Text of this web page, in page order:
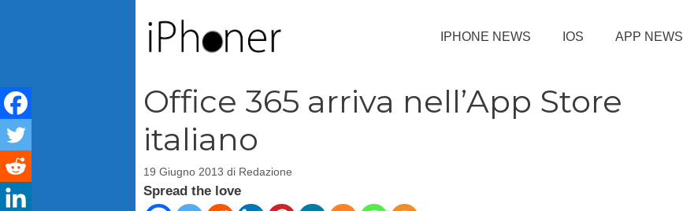
IPHONE NEWS IOS APP NEWS
Office 365 arriva nell’App Store
italiano
19 Giugno 2013 di Redazione
Spread the love